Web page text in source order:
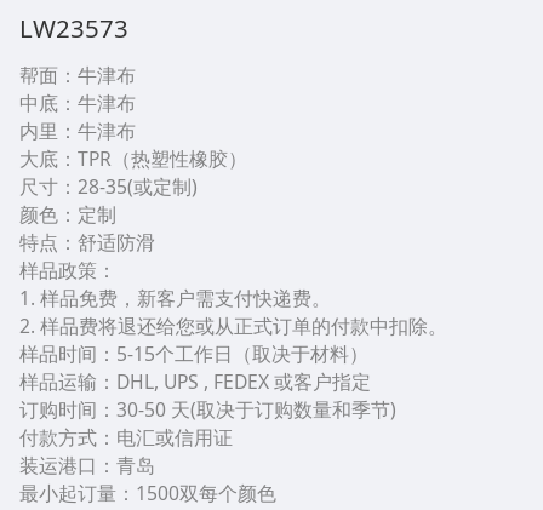
LW23573
帮面：牛津布
中底：牛津布
内里：牛津布
大底：TPR（热塑性橡胶）
尺寸：28-35(或定制)
颜色：定制
特点：舒适防滑
样品政策：
1. 样品免费，新客户需支付快递费。
2. 样品费将退还给您或从正式订单的付款中扣除。
样品时间：5-15个工作日（取决于材料）
样品运输：DHL, UPS , FEDEX 或客户指定
订购时间：30-50 天(取决于订购数量和季节)
付款方式：电汇或信用证
装运港口：青岛
最小起订量：1500双每个颜色